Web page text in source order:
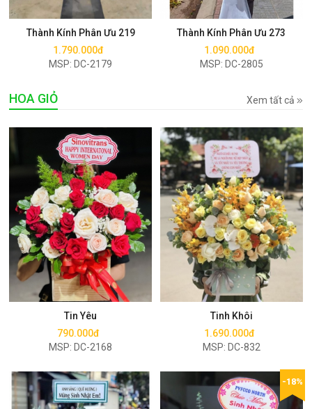
Thành Kính Phân Ưu 219
1.790.000đ
MSP: DC-2179
Mua ngay
Thành Kính Phân Ưu 273
1.090.000đ
MSP: DC-2805
Mua ngay
HOA GIỎ Xem tất cả
Tin Yêu
790.000đ
MSP: DC-2168
Mua ngay
Tinh Khôi
1.690.000đ
MSP: DC-832
Mua ngay
-18%